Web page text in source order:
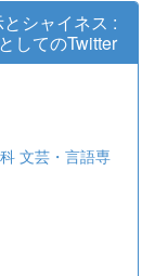
シャイネス :
してのTwitter
文芸・言語専